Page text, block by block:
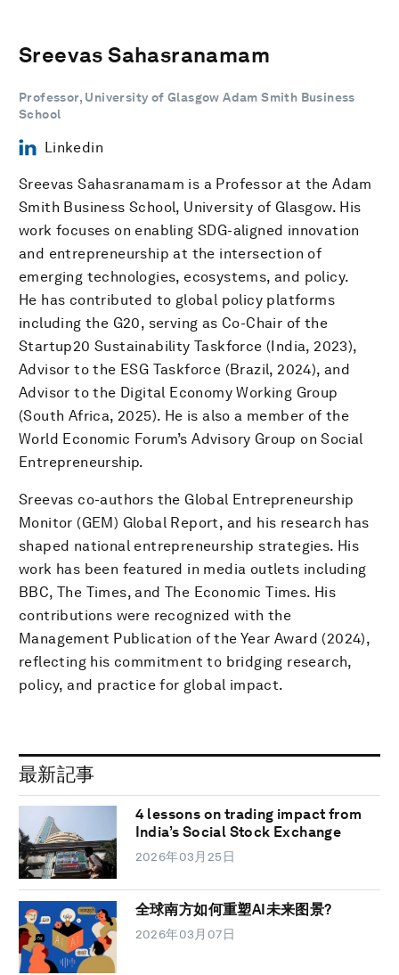
Sreevas Sahasranamam
Professor, University of Glasgow Adam Smith Business
School
Linkedin
Sreevas Sahasranamam is a Professor at the Adam
Smith Business School, University of Glasgow. His
work focuses on enabling SDG-aligned innovation
and entrepreneurship at the intersection of
emerging technologies, ecosystems, and policy.
He has contributed to global policy platforms
including the G20, serving as Co-Chair of the
Startup20 Sustainability Taskforce (India, 2023),
Advisor to the ESG Taskforce (Brazil, 2024), and
Advisor to the Digital Economy Working Group
(South Africa, 2025). He is also a member of the
World Economic Forum’s Advisory Group on Social
Entrepreneurship.
Sreevas co-authors the Global Entrepreneurship
Monitor (GEM) Global Report, and his research has
shaped national entrepreneurship strategies. His
work has been featured in media outlets including
BBC, The Times, and The Economic Times. His
contributions were recognized with the
Management Publication of the Year Award (2024),
reflecting his commitment to bridging research,
policy, and practice for global impact.
最新記事
4 lessons on trading impact from
India’s Social Stock Exchange
2026年03月25日
全球南方如何重塑AI未来图景?
2026年03月07日